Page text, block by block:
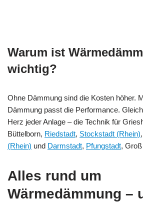
Warum ist
wichtig?
Ohne Dämmung sind die Kosten höher.
Dämmung passt die Performance.
Herz jeder Anlage – die Technik für
Büttelborn, Riedstadt, Stockstadt (Rhein),
(Rhein) und Darmstadt, Pfungstadt,
Alles rund um
Wärmedämmung –